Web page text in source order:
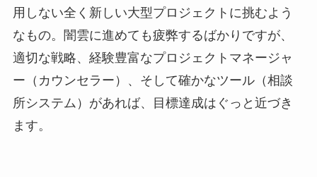
用しない全く新しい大型プロジェクトに挑むよう
なもの。闇雲に進めても疲弊するばかりですが、
適切な戦略、経験豊富なプロジェクトマネージャ
ー（カウンセラー）、そして確かなツール（相談
所システム）があれば、目標達成はぐっと近づき
ます。